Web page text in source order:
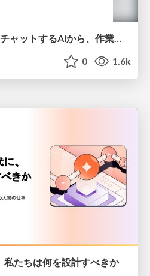
[しろおび夏祭り2026] チャットするAIから、作業するAIへ - 使われ方の変化と、その裏側で起きていること
0 1.6k
私たちは何を設計すべきか